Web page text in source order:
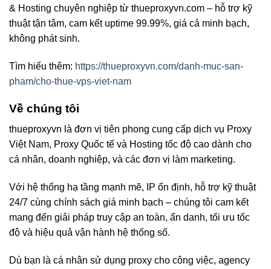
& Hosting chuyên nghiệp từ thueproxyvn.com – hỗ trợ kỹ
thuật tận tâm, cam kết uptime 99.99%, giá cả minh bạch,
không phát sinh.
Tìm hiểu thêm: https://thueproxyvn.com/danh-muc-san-
pham/cho-thue-vps-viet-nam
Về chúng tôi
thueproxyvn là đơn vị tiên phong cung cấp dịch vụ Proxy
Việt Nam, Proxy Quốc tế và Hosting tốc độ cao dành cho
cá nhân, doanh nghiệp, và các đơn vị làm marketing.
Với hệ thống hạ tầng mạnh mẽ, IP ổn định, hỗ trợ kỹ thuật
24/7 cùng chính sách giá minh bạch – chúng tôi cam kết
mang đến giải pháp truy cập an toàn, ẩn danh, tối ưu tốc
độ và hiệu quả vận hành hệ thống số.
Dù bạn là cá nhân sử dụng proxy cho công việc, agency